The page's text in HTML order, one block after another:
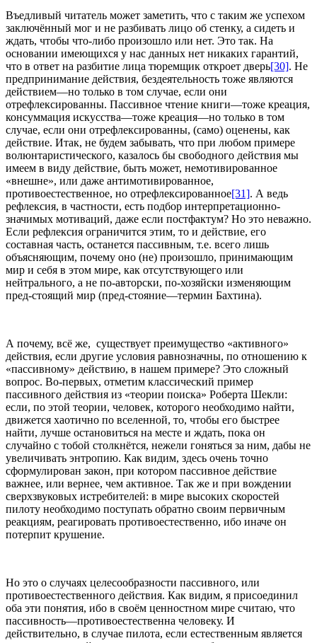
Въедливый читатель может заметить, что с таким же успехом
заключённый мог и не разбивать лицо об стенку, а сидеть и
ждать, чтобы что-либо произошло или нет. Это так. На
основании имеющихся у нас данных нет никаких гарантий,
что в ответ на разбитие лица тюремщик откроет дверь[30]. Не
предпринимание действия, бездеятельность тоже являются
действием—но только в том случае, если они
отрефлексированны. Пассивное чтение книги—тоже креация,
консуммация искусства—тоже креация—но только в том
случае, если они отрефлексированны, (само) оценены, как
действие. Итак, не будем забывать, что при любом примере
волюнтаристического, казалось бы свободного действия мы
имеем в виду действие, быть может, немотивированное
«внешне», или даже антимотивированное,
противоестественное, но отрефлексированное[31]. А ведь
рефлексия, в частности, есть подбор интерпретационно-
значимых мотиваций, даже если постфактум? Но это неважно.
Если рефлексия ограничится этим, то и действие, его
составная часть, останется пассивным, т.е. всего лишь
объясняющим, почему оно (не) произошло, принимающим
мир и себя в этом мире, как отсутствующего или
нейтрального, а не по-авторски, по-хозяйски изменяющим
пред-стоящий мир (пред-стояние—термин Бахтина).
А почему, всё же, существует преимущество «активного»
действия, если другие условия равнозначны, по отношению к
«пассивному» действию, в нашем примере? Это сложный
вопрос. Во-первых, отметим классический пример
пассивного действия из «теории поиска» Роберта Шекли:
если, по этой теории, человек, которого необходимо найти,
движется хаотично по вселенной, то, чтобы его быстрее
найти, лучше остановиться на месте и ждать, пока он
случайно с тобой столкнётся, нежели гоняться за ним, дабы не
увеличивать энтропию. Как видим, здесь очень точно
сформулирован закон, при котором пассивное действие
важнее, или вернее, чем активное. Так же и при вождении
сверхзвуковых истребителей: в мире высоких скоростей
пилоту необходимо поступать обратно своим первичным
реакциям, реагировать противоестественно, ибо иначе он
потерпит крушение.
Но это о случаях целесообразности пассивного, или
противоестественного действия. Как видим, я присоединил
оба эти понятия, ибо в своём ценностном мире считаю, что
пассивность—противоестественна человеку. И
действительно, в случае пилота, если естественным является